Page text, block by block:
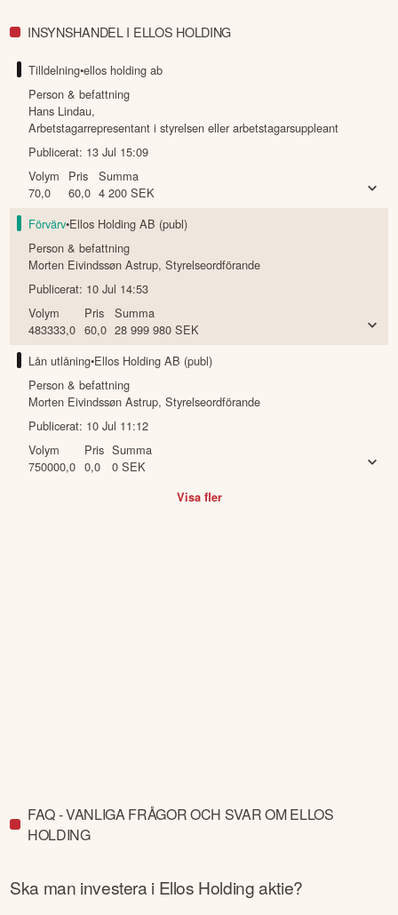
INSYNSHANDEL I ELLOS HOLDING
Tilldelning•ellos holding ab
Person & befattning
Hans Lindau,
Arbetstagarrepresentant i styrelsen eller arbetstagarsuppleant
Publicerat: 13 Jul 15:09
Volym
70,0
Pris
60,0
Summa
4 200 SEK
Förvärv•Ellos Holding AB (publ)
Person & befattning
Morten Eivindssøn Astrup,Styrelseordförande
Publicerat: 10 Jul 14:53
Volym
483333,0
Pris
60,0
Summa
28 999 980 SEK
Lån utlåning•Ellos Holding AB (publ)
Person & befattning
Morten Eivindssøn Astrup,Styrelseordförande
Publicerat: 10 Jul 11:12
Volym
750000,0
Pris
0,0
Summa
0 SEK
Visa fler
FAQ - VANLIGA FRÅGOR OCH SVAR OM ELLOS
HOLDING
Ska man investera i Ellos Holdingaktie?